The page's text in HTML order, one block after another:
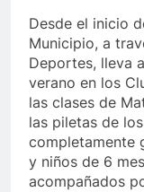
Desde el inicio
Municipio, a
Deportes, lleva
verano en los
las clases de
las piletas de
completamente
y niños de 6
acompañados